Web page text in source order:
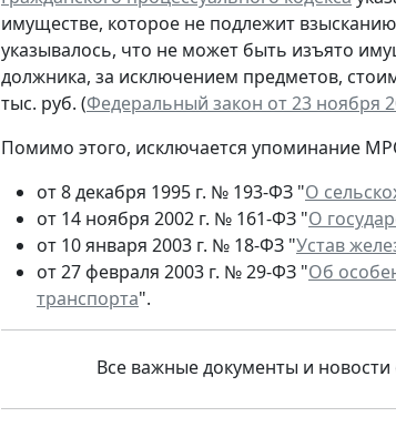
имуществе, которое не подлежит
указывалось, что не может быть изъято
должника, за исключением предметов,
тыс. руб. (Федеральный закон от 23 ноября
Помимо этого, исключается упоминание
от 8 декабря 1995 г. № 193-ФЗ "О
от 14 ноября 2002 г. № 161-ФЗ "О
от 10 января 2003 г. № 18-ФЗ "Устав
от 27 февраля 2003 г. № 29-ФЗ "Об
транспорта".
Все важные документы и новости